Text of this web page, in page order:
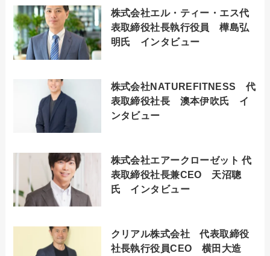
株式会社エル・ティー・エス代
表取締役社長執行役員 樺島弘
明氏 インタビュー
株式会社NATUREFITNESS 代
表取締役社長 澳本伊吹氏 イ
ンタビュー
株式会社エアークローゼット 代
表取締役社長兼CEO 天沼聰
氏 インタビュー
クリアル株式会社 代表取締役
社長執行役員CEO 横田大造